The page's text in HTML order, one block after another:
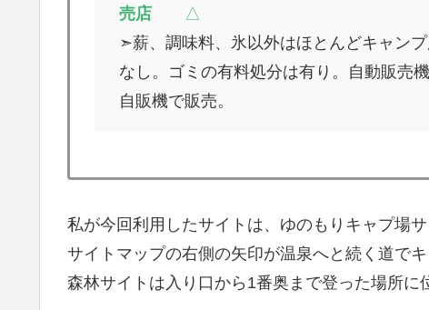
売店 △
➣薪、調味料、氷以外はほとんどキャン
なし。ゴミの有料処分は有り。自動販売
自販機で販売。
私が今回利用したサイトは、ゆのもりキャプ場
サイトマップの右側の矢印が温泉へと続く道で
森林サイトは入り口から1番奥まで登った場所に